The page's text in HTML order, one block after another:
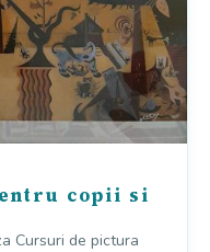
copii si
Cursuri de pictura